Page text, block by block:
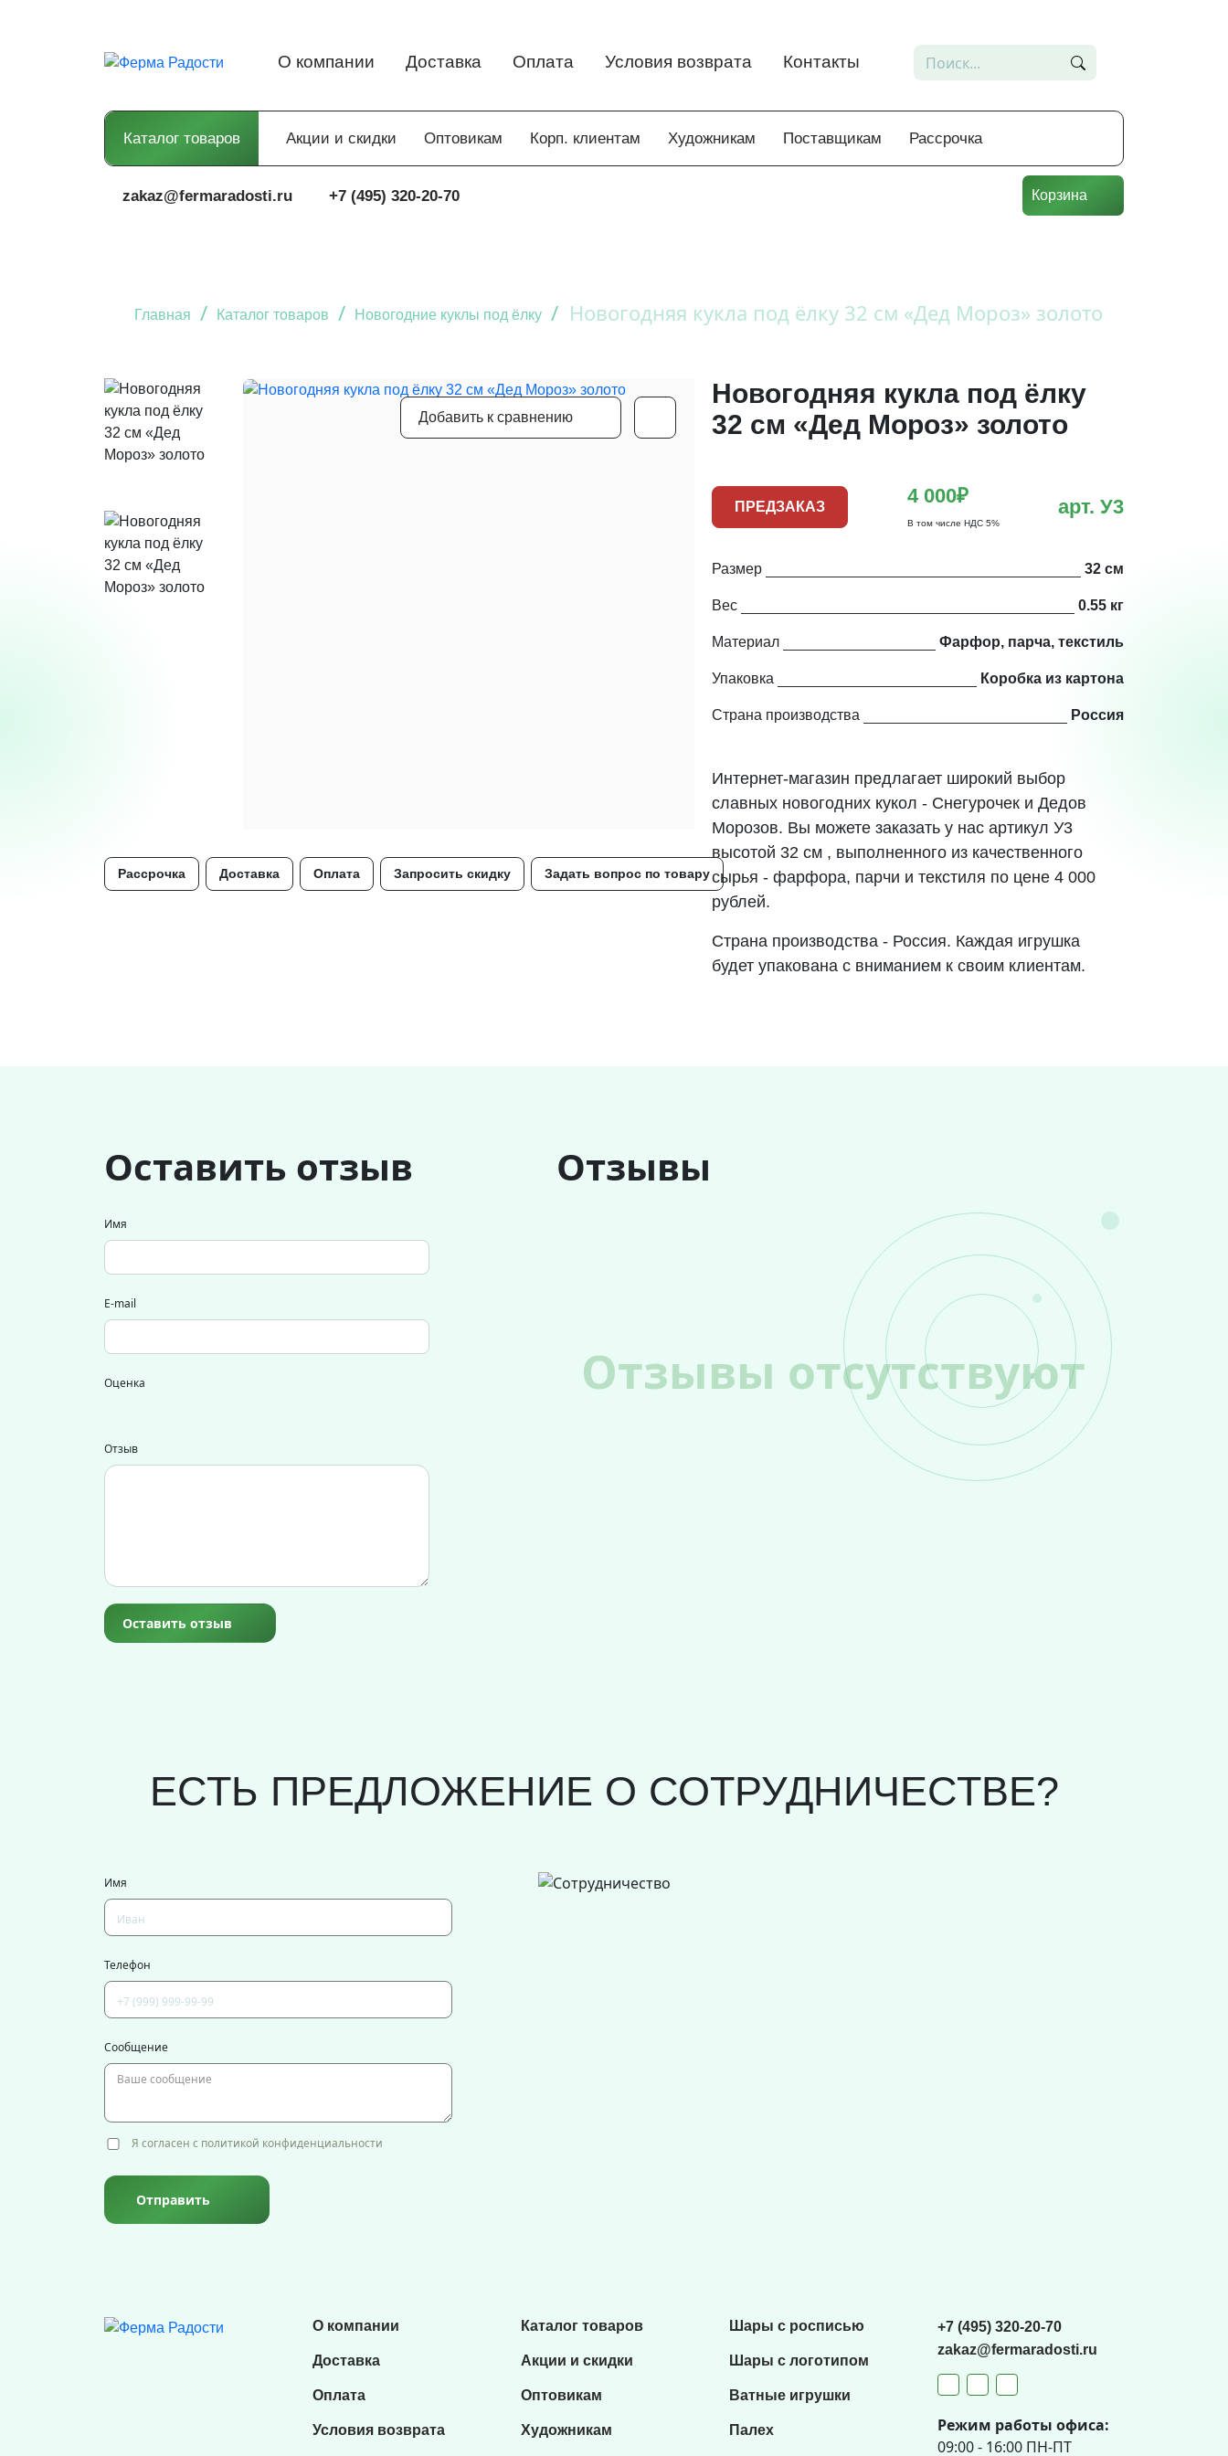
О компании Доставка Оплата Условия возврата Контакты
Каталог товаров Акции и скидки Оптовикам Корп. клиентам Художникам Поставщикам Рассрочка
zakaz@fermaradosti.ru +7 (495) 320-20-70 Корзина
Главная / Каталог товаров / Новогодние куклы под ёлку / Новогодняя кукла под ёлку 32 см «Дед Мороз» золото
Добавить к сравнению
Рассрочка Доставка Оплата Запросить скидку Задать вопрос по товару
Новогодняя кукла под ёлку
32 см «Дед Мороз» золото
ПРЕДЗАКАЗ 4 000₽
В том числе НДС 5%
арт. У3
Размер 32 см
Вес 0.55 кг
Материал Фарфор, парча, текстиль
Упаковка Коробка из картона
Страна производства Россия
Интернет-магазин предлагает широкий выбор
славных новогодних кукол - Снегурочек и Дедов
Морозов. Вы можете заказать у нас артикул У3
высотой 32 см , выполненного из качественного
сырья - фарфора, парчи и текстиля по цене 4 000
рублей.
Страна производства - Россия. Каждая игрушка
будет упакована с вниманием к своим клиентам.
Оставить отзыв
Имя
E-mail
Оценка
Отзыв
Оставить отзыв
Отзывы
Отзывы отсутствуют
ЕСТЬ ПРЕДЛОЖЕНИЕ О СОТРУДНИЧЕСТВЕ?
Имя
Телефон
Сообщение
Я согласен с политикой конфиденциальности
Отправить
О компании
Доставка
Оплата
Условия возврата
Каталог товаров
Акции и скидки
Оптовикам
Художникам
Шары с росписью
Шары с логотипом
Ватные игрушки
Палех
+7 (495) 320-20-70
zakaz@fermaradosti.ru
Режим работы офиса:
09:00 - 16:00 ПН-ПТ